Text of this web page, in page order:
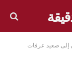
إلى صعيد عرفات